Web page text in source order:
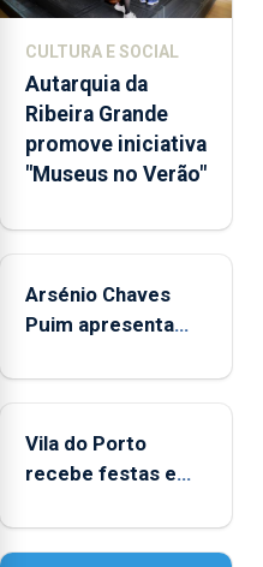
núcleos
integrados
na
Rede
Municipal
de
aos
durante
o
de
entre
as
e
as
CULTURA E SOCIAL
Autarquia da
Ribeira Grande
promove iniciativa
"Museus no Verão"
Arsénio Chaves
Puim apresenta
de Vila do Porto
Vila do Porto
recebe festas em
Senhora da